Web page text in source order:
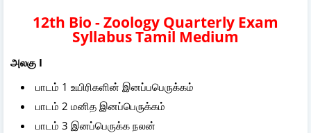
12th Bio - Zoology Quarterly Exam
Syllabus Tamil Medium
அலகு I
பாடம் 1 உயிரிகளின் இனப்பபெருக்கம்
பாடம் 2 மனித இனப்பெருக்கம்
பாடம் 3 இனப்பெருக்க நலன்